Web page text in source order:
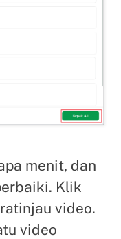
menit, dan
Klik
video.
video